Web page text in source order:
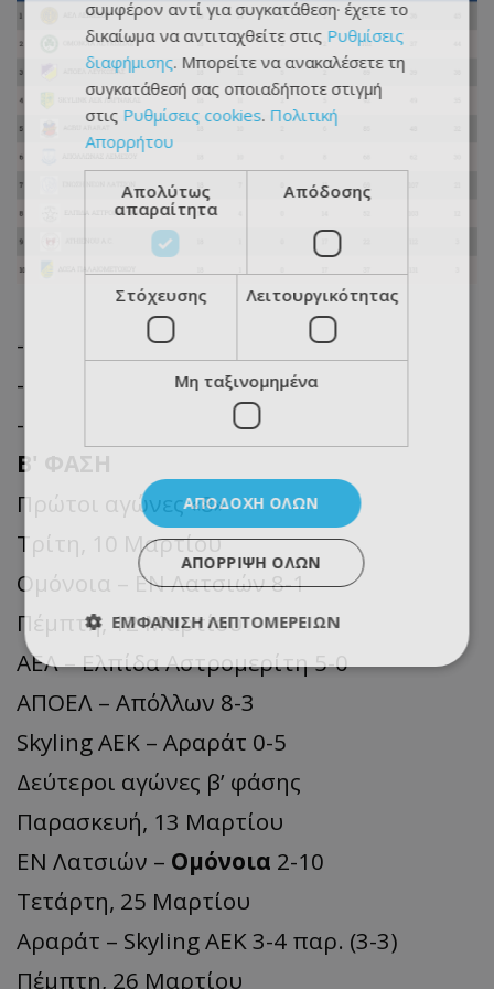
-
-
-
B' ΦΑΣΗ
Πρώτοι αγώνες «8»
Τρίτη, 10 Μαρτίου
Ομόνοια – ΕΝ Λατσιών 8-1
Πέμπτη, 12 Μαρτίου
ΑΕΛ – Ελπίδα Αστρομερίτη 5-0
ΑΠΟΕΛ – Απόλλων 8-3
Skyling ΑΕΚ – Αραράτ 0-5
Δεύτεροι αγώνες β’ φάσης
Παρασκευή, 13 Μαρτίου
ΕΝ Λατσιών – Ομόνοια 2-10
Τετάρτη, 25 Μαρτίου
Αραράτ – Skyling ΑΕΚ 3-4 παρ. (3-3)
Πέμπτη, 26 Μαρτίου
συμφέρον αντί για συγκατάθεση· έχετε το
δικαίωμα να αντιταχθείτε στις Ρυθμίσεις
διαφήμισης. Μπορείτε να ανακαλέσετε τη
συγκατάθεσή σας οποιαδήποτε στιγμή
στις Ρυθμίσεις cookies. Πολιτική
Απορρήτου
Απολύτως
απαραίτητα
Απόδοσης
Στόχευσης Λειτουργικότητας
Μη ταξινομημένα
ΑΠΟΔΟΧΉ ΌΛΩΝ
ΑΠΌΡΡΙΨΗ ΌΛΩΝ
ΕΜΦΆΝΙΣΗ ΛΕΠΤΟΜΕΡΕΙΏΝ